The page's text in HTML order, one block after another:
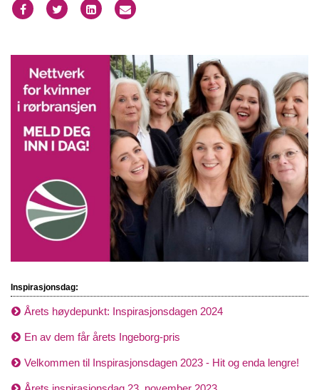
Inspirasjonsdag:
Årets høydepunkt: Inspirasjonsdagen 2024
En av dem får årets Ingeborg-pris
Velkommen til Inspirasjonsdagen 2023 - Hit og enda lengre!